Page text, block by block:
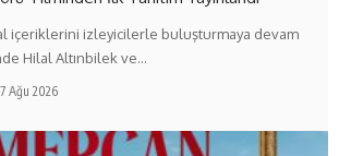
içeriklerini izleyicilerle buluşturmaya devam
Hilal Altınbilek ve…
7 Ağu 2026